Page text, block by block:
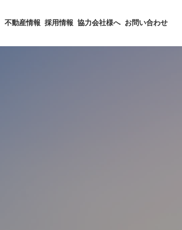
不動産情報 採用情報 協力会社様へ お問い合わせ